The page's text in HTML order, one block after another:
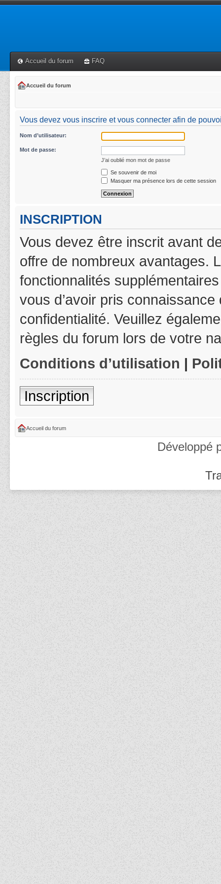
Accueil du forum FAQ
Accueil du forum
Vous devez vous inscrire et vous connecter afin de
Nom d’utilisateur:
Mot de passe:
J’ai oublié mon mot de passe
Se souvenir de moi
Masquer ma présence lors de cette session
INSCRIPTION
Vous devez être inscrit avant
offre de nombreux avantages.
fonctionnalités
vous d’avoir pris
confidentialité. Veuillez
règles du forum lors de votre
Conditions d’utilisation |
Inscription
Accueil du forum
Développé